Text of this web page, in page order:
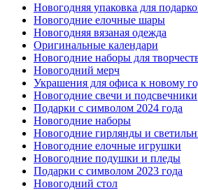
Новогодняя упаковка для
Новогодние елочные шары
Новогодняя вязаная одежда
Оригинальные календари
Новогодние наборы для
Новогодний мерч
Украшения для офиса к новому
Новогодние свечи и подсвечники
Подарки с символом 2024 года
Новогодние наборы
Новогодние гирлянды и
Новогодние елочные игрушки
Новогодние подушки и пледы
Подарки с символом 2023 года
Новогодний стол